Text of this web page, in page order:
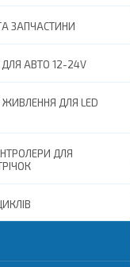
ЗАПЧАСТИНИ
АВТО 12-24V
ДЛЯ LED
ДЛЯ